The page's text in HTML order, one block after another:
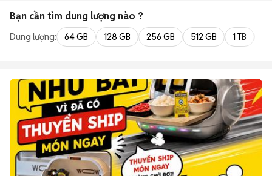
Bạn cần tìm dung lượng nào ?
Dung lượng: 64 GB 128 GB 256 GB 512 GB 1 TB